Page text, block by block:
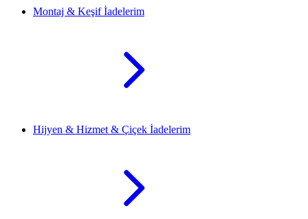
Montaj & Keşif İadelerim
Hijyen & Hizmet & Çiçek İadelerim